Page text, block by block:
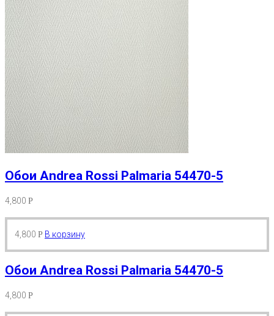
Обои Andrea Rossi Palmaria 54470-5
4,800 Р
4,800 Р В корзину
Обои Andrea Rossi Palmaria 54470-5
4,800 Р